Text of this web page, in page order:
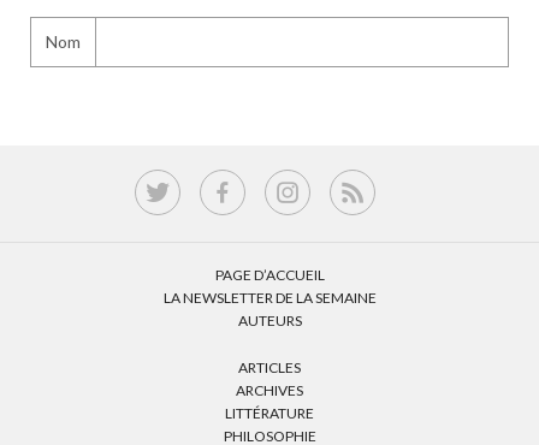
Nom
PAGE D’ACCUEIL
LA NEWSLETTER DE LA SEMAINE
AUTEURS
ARTICLES
ARCHIVES
LITTÉRATURE
PHILOSOPHIE